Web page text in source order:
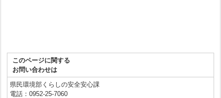
このページに関する
お問い合わせは
県民環境部くらしの安全安心課
電話：0952-25-7060